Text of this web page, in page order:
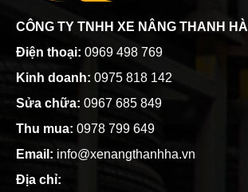
CÔNG TY TNHH XE NÂNG THANH HÀ
Điện thoại: 0969 498 769
Kinh doanh: 0975 818 142
Sửa chữa: 0967 685 849
Thu mua: 0978 799 649
Email: info@xenangthanhha.vn
Địa chỉ: